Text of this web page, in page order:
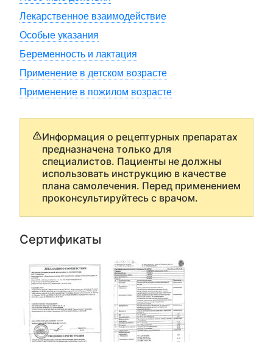
Лекарственное взаимодействие
Особые указания
Беременность и лактация
Применение в детском возрасте
Применение в пожилом возрасте
Информация о рецептурных препаратах
предназначена только для
специалистов. Пациенты не должны
использовать инструкцию в качестве
плана самолечения. Перед применением
проконсультируйтесь с врачом.
Сертификаты